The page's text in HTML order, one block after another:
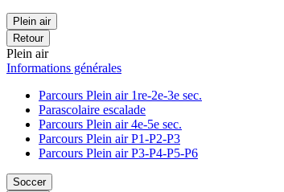
Plein air
Retour
Plein air
Informations générales
Parcours Plein air 1re-2e-3e sec.
Parascolaire escalade
Parcours Plein air 4e-5e sec.
Parcours Plein air P1-P2-P3
Parcours Plein air P3-P4-P5-P6
Soccer